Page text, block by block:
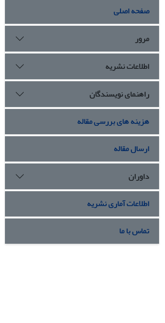
صفحه اصلی
مرور
اطلاعات نشریه
راهنمای نویسندگان
هزینه های بررسی مقاله
ارسال مقاله
داوران
اطلاعات آماری نشریه
تماس با ما